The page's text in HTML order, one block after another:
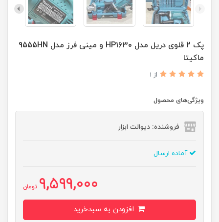
پک 2 قلوی دریل مدل HP1630 و مینی فرز مدل 9555HN
ماکیتا
از 1
ویژگی‌های محصول
فروشنده: دیوالت ابزار
آماده ارسال
9,599,000 تومان